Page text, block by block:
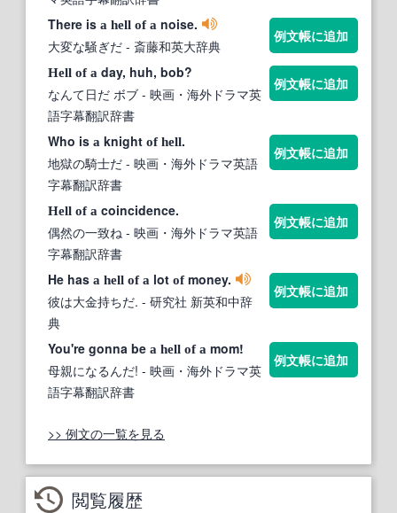
There is a hell of a noise.
大変な騒ぎだ - 斎藤和英大辞典
例文帳に追加
Hell of a day, huh, bob?
なんて日だ ボブ - 映画・海外ドラマ英
語字幕翻訳辞書
例文帳に追加
Who is a knight of hell.
地獄の騎士だ - 映画・海外ドラマ英語
字幕翻訳辞書
例文帳に追加
Hell of a coincidence.
偶然の一致ね - 映画・海外ドラマ英語
字幕翻訳辞書
例文帳に追加
He has a hell of a lot ofmoney.
彼は大金持ちだ. - 研究社 新英和中辞
典
例文帳に追加
You're gonna be a hell of a mom!
母親になるんだ! - 映画・海外ドラマ英
語字幕翻訳辞書
例文帳に追加
>> 例文の一覧を見る
閲覧履歴